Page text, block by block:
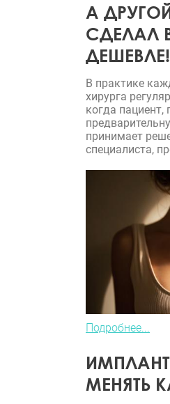
А
СДЕЛАЛ
ДЕШЕВЛЕ!
В практике
хирурга
когда пациент,
принимает
специалиста,
Подробнее...
МЕНЯТЬ